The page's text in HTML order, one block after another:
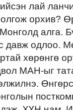
лай
орхив?
алга.
давж одлоо.
хөрөнгө
МАН-ыг